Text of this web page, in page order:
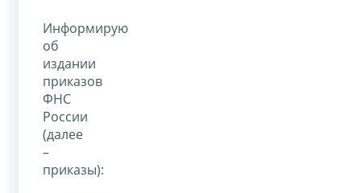
Информирую
об
издании
приказов
ФНС
России
(далее
–
приказы):